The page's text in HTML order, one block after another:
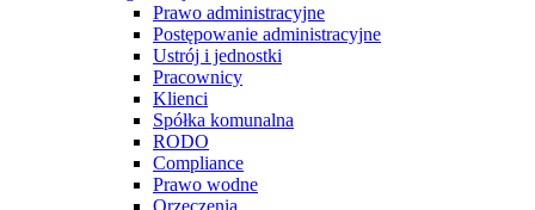
Prawo administracyjne
Postępowanie administracyjne
Ustrój i jednostki
Pracownicy
Klienci
Spółka komunalna
RODO
Compliance
Prawo wodne
Orzeczenia